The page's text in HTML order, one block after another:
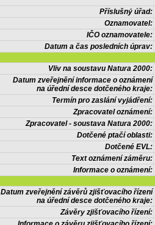
Příslušný úřad:
Oznamovatel:
IČO oznamovatele:
Datum a čas posledních úprav:
Vliv na soustavu Natura 2000:
Datum zveřejnění informace o oznámení
na úřední desce dotčeného kraje:
Termín pro zaslání vyjádření:
Zpracovatel oznámení:
Zpracovatel - soustava Natura 2000:
Dotčené ptačí oblasti:
Dotčené EVL:
Text oznámení záměru:
Informace o oznámení:
Datum zveřejnění závěrů zjišťovacího řízení
na úřední desce dotčeného kraje:
Závěry zjišťovacího řízení: